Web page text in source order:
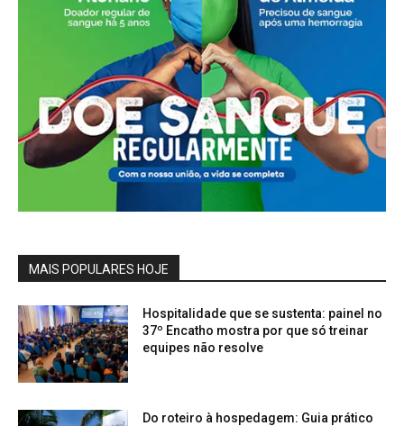
MAIS POPULARES HOJE
Hospitalidade que se sustenta: painel no
37º Encatho mostra por que só treinar
equipes não resolve
Do roteiro à hospedagem: Guia prático